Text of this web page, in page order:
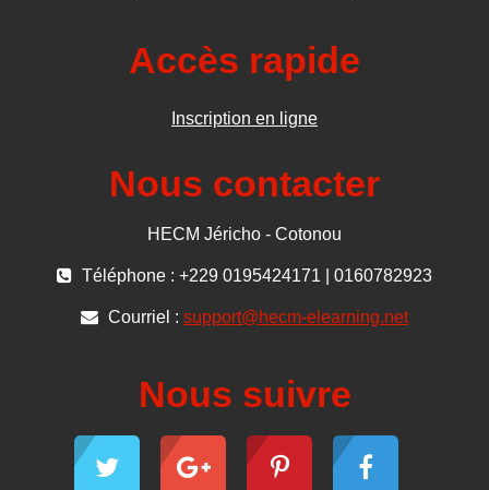
Accès rapide
Inscription en ligne
Nous contacter
HECM Jéricho - Cotonou
Téléphone : +229 0195424171 | 0160782923
Courriel : support@hecm-elearning.net
Nous suivre